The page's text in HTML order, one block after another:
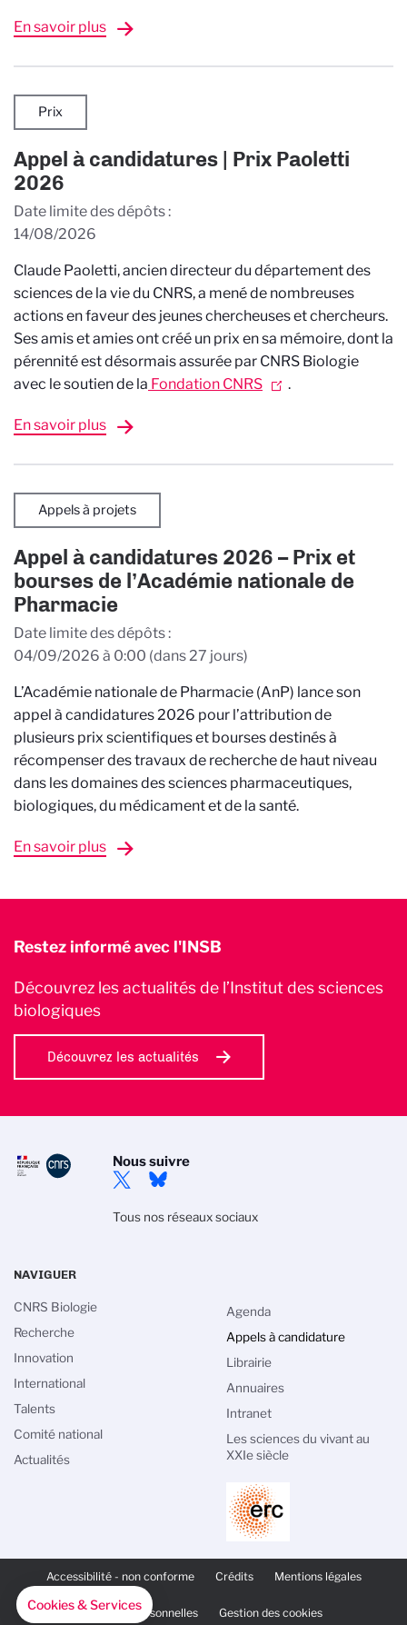
En savoir plus
Prix
Appel à candidatures | Prix Paoletti
2026
Date limite des dépôts
14/08/2026
Claude Paoletti, ancien directeur du département des
sciences de la vie du CNRS, a mené de nombreuses
actions en faveur des jeunes chercheuses et chercheurs.
Ses amis et amies ont créé un prix en sa mémoire, dont la
pérennité est désormais assurée par CNRS Biologie
avec le soutien de la Fondation CNRS .
En savoir plus
Appels à projets
Appel à candidatures 2026 – Prix et
bourses de l’Académie nationale de
Pharmacie
Date limite des dépôts
04/09/2026 à 0:00 (dans 27 jours)
L’Académie nationale de Pharmacie (AnP) lance son
appel à candidatures 2026 pour l’attribution de
plusieurs prix scientifiques et bourses destinés à
récompenser des travaux de recherche de haut niveau
dans les domaines des sciences pharmaceutiques,
biologiques, du médicament et de la santé.
En savoir plus
Restez informé avec l'INSB
Découvrez les actualités de l’Institut des sciences
biologiques
Découvrez les actualités
Nous suivre
Tous nos réseaux sociaux
PAGE
SECONDAIRE
Accessibilité - non conforme Crédits Mentions légales
Données personnelles Gestion des cookies
NAVIGUER
CNRS Biologie
Recherche
Innovation
International
Talents
Comité national
Actualités
Agenda
Appels à candidature
Librairie
Annuaires
Intranet
Les sciences du vivant au
XXIe siècle
Cookies & Services